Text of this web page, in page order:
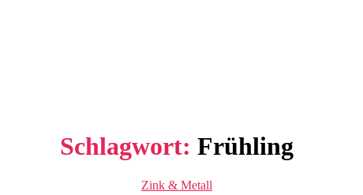
Schlagwort: Frühling
Kategorien
Zink & Metall